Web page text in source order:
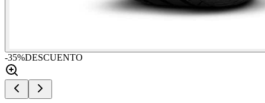
-35%DESCUENTO